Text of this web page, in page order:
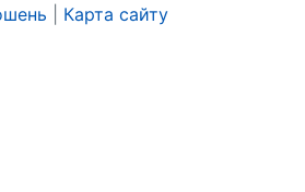
Карта сайту